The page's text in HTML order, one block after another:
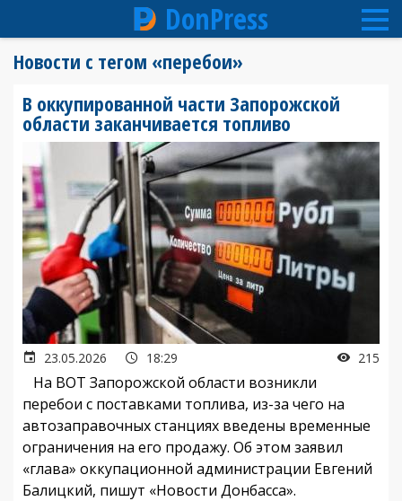
содержанию
DonPress
Новости с тегом «перебои»
В оккупированной части Запорожской
области заканчивается топливо
23.05.2026 18:29 215
На ВОТ Запорожской области возникли
перебои с поставками топлива, из-за чего на
автозаправочных станциях введены временные
ограничения на его продажу. Об этом заявил
«глава» оккупационной администрации Евгений
Балицкий, пишут «Новости Донбасса».